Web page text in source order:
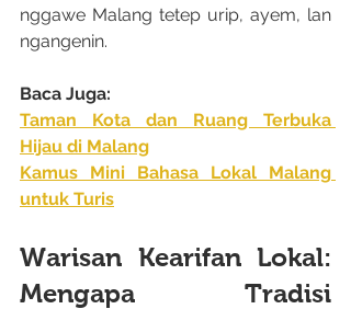
nggawe Malang tetep urip, ayem, lan
ngangenin.
Baca Juga:
Taman Kota dan Ruang Terbuka
Hijau di Malang
Kamus Mini Bahasa Lokal Malang
untuk Turis
Warisan Kearifan Lokal:
Mengapa Tradisi